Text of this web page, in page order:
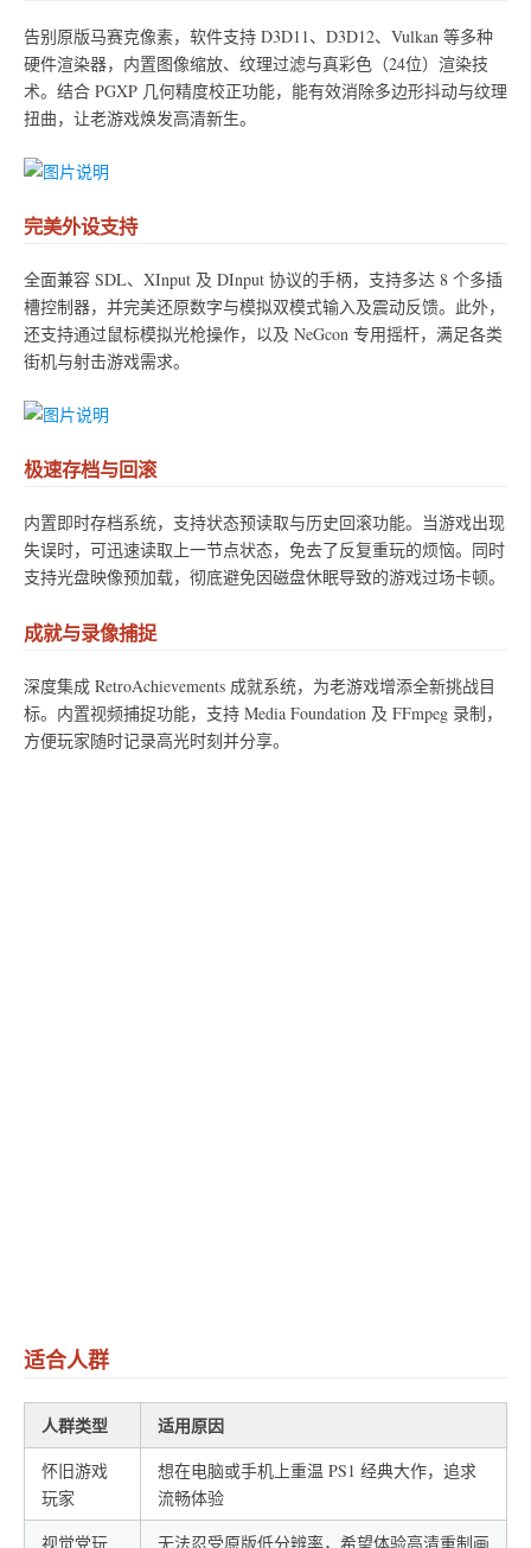
告别原版马赛克像素，软件支持 D3D11、D3D12、Vulkan 等多种
硬件渲染器，内置图像缩放、纹理过滤与真彩色（24位）渲染技
术。结合 PGXP 几何精度校正功能，能有效消除多边形抖动与纹理
扭曲，让老游戏焕发高清新生。
完美外设支持
全面兼容 SDL、XInput 及 DInput 协议的手柄，支持多达 8 个多插
槽控制器，并完美还原数字与模拟双模式输入及震动反馈。此外，
还支持通过鼠标模拟光枪操作，以及 NeGcon 专用摇杆，满足各类
街机与射击游戏需求。
极速存档与回滚
内置即时存档系统，支持状态预读取与历史回滚功能。当游戏出现
失误时，可迅速读取上一节点状态，免去了反复重玩的烦恼。同时
支持光盘映像预加载，彻底避免因磁盘休眠导致的游戏过场卡顿。
成就与录像捕捉
深度集成 RetroAchievements 成就系统，为老游戏增添全新挑战目
标。内置视频捕捉功能，支持 Media Foundation 及 FFmpeg 录制，
方便玩家随时记录高光时刻并分享。
适合人群
人群类型 适用原因
怀旧游戏
玩家
想在电脑或手机上重温 PS1 经典大作，追求
流畅体验
视觉党玩
无法忍受原版低分辨率，希望体验高清重制画